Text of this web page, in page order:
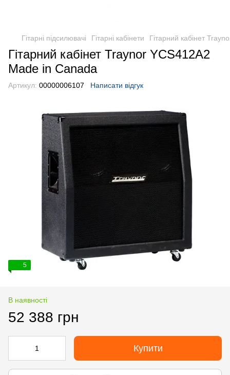
Гітарні підсилювачі Гітарні кабінети Гітарний кабінет
Гітарний кабінет Traynor YCS412A2
Made in Canada
Артикул: 00000006107 Написати відгук
5
В наявності
52 388 грн
Купити